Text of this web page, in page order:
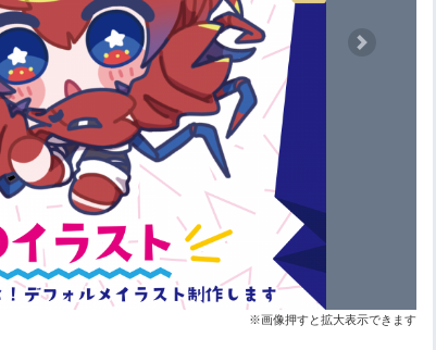
Next
※画像押すと拡大表示できます